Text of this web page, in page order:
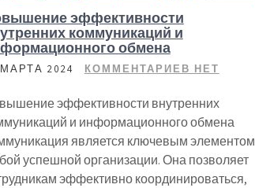
эффективности
коммуникаций и
обмена
2024 КОММЕНТАРИЕВ НЕТ
эффективности внутренних
и информационного обмена
является ключевым элементом
успешной организации. Она позволяет
эффективно координироваться,